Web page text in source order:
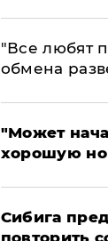
​"Все любят
обмена
"Может
хорошую
Сибига
повторить